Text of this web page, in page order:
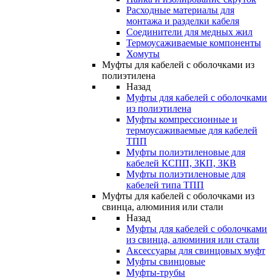
Расходные материалы для
монтажа и разделки кабеля
Соединители для медных жил
Термоусаживаемые компоненты
Хомуты
Муфты для кабелей с оболочками из
полиэтилена
Назад
Муфты для кабелей с оболочками
из полиэтилена
Муфты компрессионные и
термоусаживаемые для кабелей
ТПП
Муфты полиэтиленовые для
кабелей КСПП, ЗКП, ЗКВ
Муфты полиэтиленовые для
кабелей типа ТПП
Муфты для кабелей с оболочками из
свинца, алюминия или стали
Назад
Муфты для кабелей с оболочками
из свинца, алюминия или стали
Аксессуары для свинцовых муфт
Муфты свинцовые
Муфты-трубы